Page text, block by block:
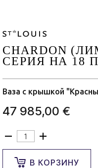
CHARDON
СЕРИЯ НА 18
Ваза с крышкой
47 985,00 €
В КОРЗИНУ